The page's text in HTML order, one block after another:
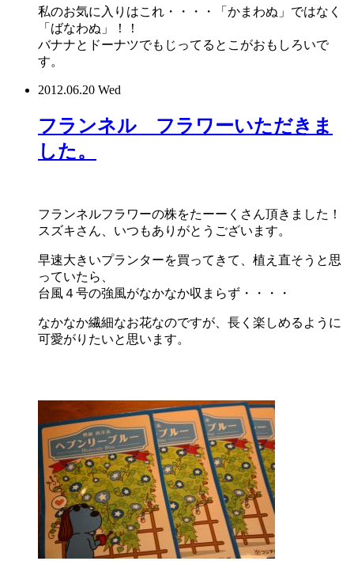
私のお気に入りはこれ・・・・「かまわぬ」ではなく
「ばなわぬ」！！
バナナとドーナツでもじってるとこがおもしろいで
す。
2012.06.20 Wed
フランネル フラワーいただきま
した。
フランネルフラワーの株をたーーくさん頂きました！
スズキさん、いつもありがとうございます。
早速大きいプランターを買ってきて、植え直そうと思
っていたら、
台風４号の強風がなかなか収まらず・・・・
なかなか繊細なお花なのですが、長く楽しめるように
可愛がりたいと思います。